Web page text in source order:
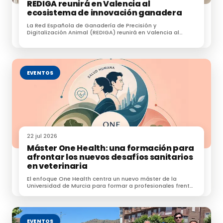
debido a la necesidad de adquirir piensos y
forrajes. A pesar de estos retos, Miranda resaltó
el robusto apoyo que la ganadería extensiva
directas asociadas, sumando un total de 543
millones de euros anuales. Además, el 92% de la
superficie se ha acogido al nuevo ecorrégimen
de pastos ganaderos extensivos,
representando 236 millones de euros en 2023.
En particular, la ganadería extensiva ha
sido una prioridad dentro del esquema de
80 % de estos fondos, además del 50 % de
REDIGA reunirá en Valencia al
ecosistema de innovación ganadera
La Red Española de Ganadería de Precisión y
Digitalización Animal (REDIGA) reunirá en Valencia al
EVENTOS
22 jul 2026
Máster One Health: una formación para
afrontar los nuevos desafíos sanitarios
en veterinaria
El enfoque One Health centra un nuevo máster de la
Universidad de Murcia para formar a profesionales frente
EVENTOS